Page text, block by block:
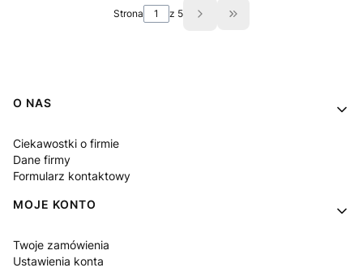
Strona z 5 Przejdź do ostatniej
Linki w stopce
O NAS
Ciekawostki o firmie
Dane firmy
Formularz kontaktowy
MOJE KONTO
Twoje zamówienia
Ustawienia konta